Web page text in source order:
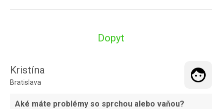
Dopyt
Kristína
Bratislava
Aké máte problémy so sprchou alebo vaňou?